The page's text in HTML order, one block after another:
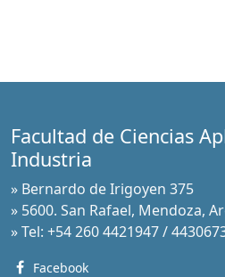
Facultad de Ciencias
Industria
» Bernardo de Irigoyen 375
» 5600. San Rafael, Mendoza,
» Tel: +54 260 4421947 /
Facebook